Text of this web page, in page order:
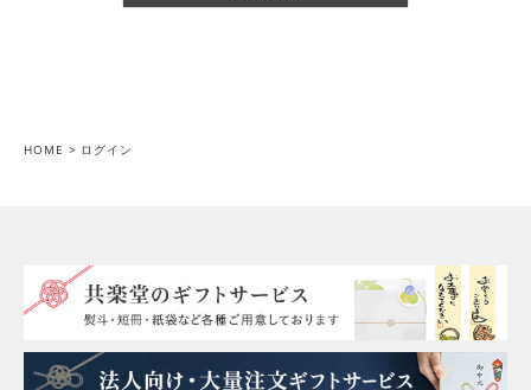
HOME ログイン